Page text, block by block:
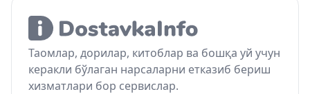
Таомлар, дорилар, китоблар ва бошқа уй учун
керакли бўлаган нарсаларни етказиб бериш
хизматлари бор сервислар.